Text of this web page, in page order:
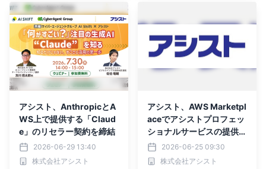
アシスト、AnthropicとA
WS上で提供する「Claud
e」のリセラー契約を締結
2026-06-29 13:40
株式会社アシスト
アシスト、AWS Marketpl
aceでアシストプロフェッ
ショナルサービスの提供を
開始2026-06-25 09:30
株式会社アシスト